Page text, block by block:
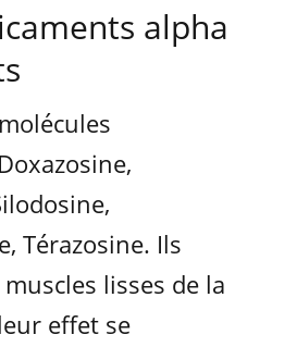
alpha
Térazosine. Ils
lisses de la
effet se